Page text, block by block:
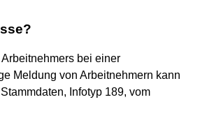
bei einer
Meldung von Arbeitnehmern kann
Infotyp 189, vom